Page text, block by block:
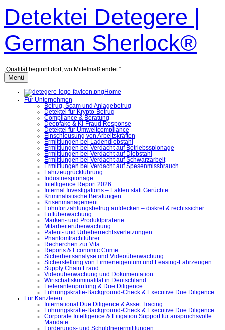
Inhalt
überspringen
Detektei Detegere |
German Sherlock®
„Qualität beginnt dort, wo Mittelmaß endet.“
Menü
Home
Für Unternehmen
Betrug, Scam und Anlagebetrug
Detektei für Krypto-Betrug
Compliance & Beratung
Deepfake & KI-Fraud Response
Detektei für Umweltcompliance
Einschleusung von Arbeitskräften
Ermittlungen bei Ladendiebstahl
Ermittlungen bei Verdacht auf Betriebsspionage
Ermittlungen bei Verdacht auf Diebstahl
Ermittlungen bei Verdacht auf Schwarzarbeit
Ermittlungen bei Verdacht auf Spesenmissbrauch
Fahrzeugrückführung
Industriespionage
Intelligence Report 2026
Internal Investigations – Fakten statt Gerüchte
Kriminalistische Beratungen
Krisenmanagement
Lohnfortzahlungsbetrug aufdecken – diskret & rechtssicher
Luftüberwachung
Marken- und Produktpiraterie
Mitarbeiterüberwachung
Patent- und Urheberrechtsverletzungen
Phantomfrachtführer
Recherchen zur Vita
Reports & Economic Crime
Sicherheitsanalyse und Videoüberwachung
Sicherstellung von Firmeneigentum und Leasing-Fahrzeugen
Supply Chain Fraud
Videoüberwachung und Dokumentation
Wirtschaftskriminalität in Deutschland
Lieferantenprüfung & Due Diligence
Führungskräfte-Background-Check & Executive Due Diligence
Für Kanzleien
International Due Diligence & Asset Tracing
Führungskräfte-Background-Check & Executive Due Diligence
Corporate Intelligence & Litigation Support für anspruchsvolle
Mandate
Forderungs- und Schuldnerermittlungen